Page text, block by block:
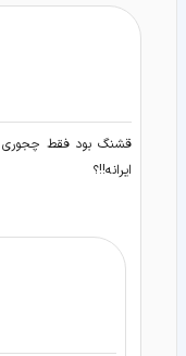
قشنگ بود فقط چجوری
ایرانه!!؟